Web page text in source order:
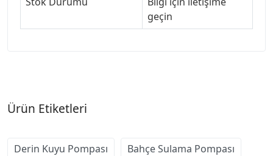
geçin
Ürün Etiketleri
Derin Kuyu Pompası Bahçe Sulama Pompası